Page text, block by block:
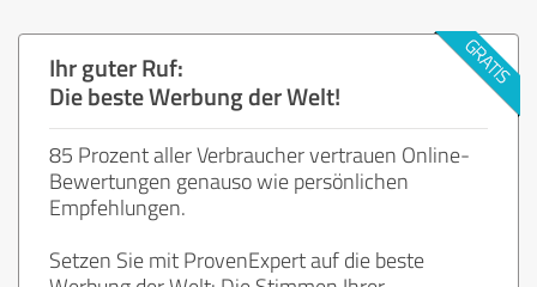
Ihr guter Ruf:
Die beste Werbung der Welt!
85 Prozent aller Verbraucher vertrauen Online-
Bewertungen genauso wie persönlichen
Empfehlungen.
Setzen Sie mit ProvenExpert auf die beste